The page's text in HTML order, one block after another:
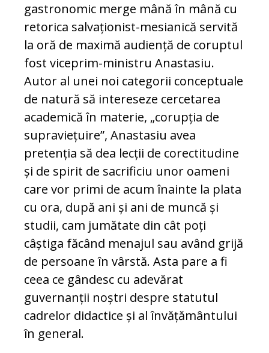
gastronomic merge mână în mână cu
retorica salvaționist-mesianică servită
la oră de maximă audiență de coruptul
fost viceprim-ministru Anastasiu.
Autor al unei noi categorii conceptuale
de natură să intereseze cercetarea
academică în materie, „corupția de
supraviețuire”, Anastasiu avea
pretenția să dea lecții de corectitudine
și de spirit de sacrificiu unor oameni
care vor primi de acum înainte la plata
cu ora, după ani și ani de muncă și
studii, cam jumătate din cât poți
câștiga făcând menajul sau având grijă
de persoane în vârstă. Asta pare a fi
ceea ce gândesc cu adevărat
guvernanții noștri despre statutul
cadrelor didactice și al învățământului
în general.